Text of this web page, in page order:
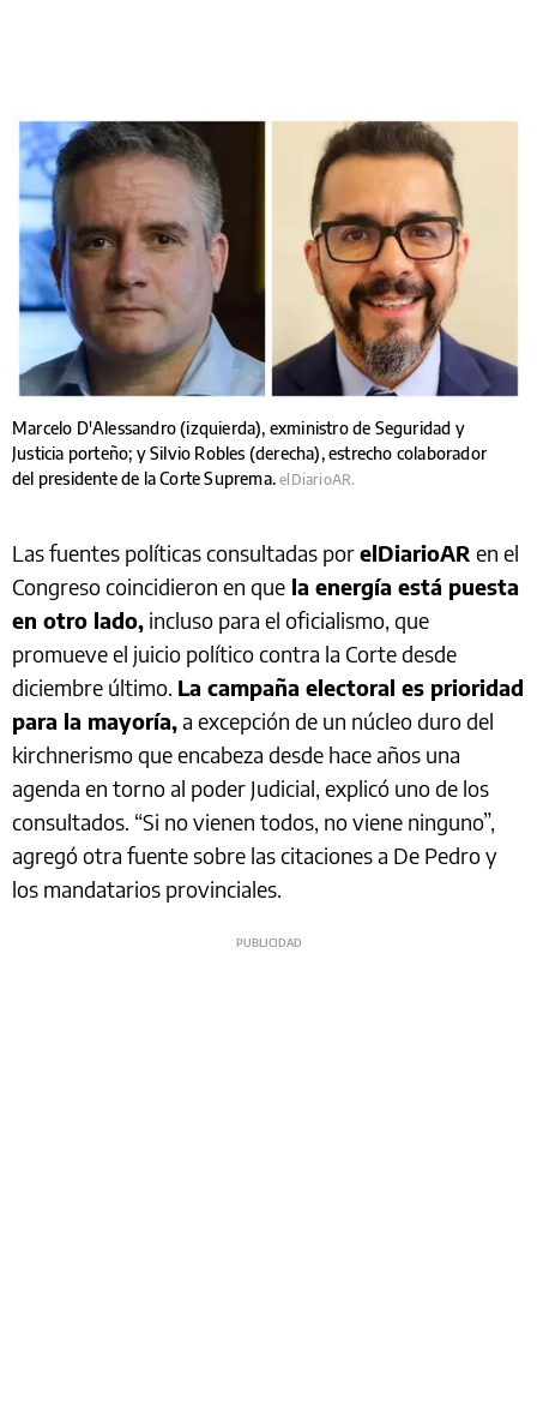
Marcelo D'Alessandro (izquierda), exministro de Seguridad y
Justicia porteño; y Silvio Robles (derecha), estrecho colaborador
del presidente de la Corte Suprema.elDiarioAR.
Las fuentes políticas consultadas porelDiarioAR en el
Congreso coincidieron en que la energía está puesta
en otro lado, incluso para el oficialismo, que
promueve el juicio político contra la Corte desde
diciembre último. La campaña electoral es prioridad
para la mayoría,a excepción de un núcleo duro del
kirchnerismo que encabeza desde hace años una
agenda en torno al poder Judicial, explicó uno de los
consultados. “Si no vienen todos, no viene ninguno”,
agregó otra fuente sobre las citaciones a De Pedro y
los mandatarios provinciales.